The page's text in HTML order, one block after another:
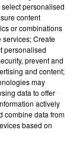
en
partir en
les deux
En effet,
éléments
disponibles
que pour
doivent
personalised
content
or combinations
services; Create
personalised
prevent and
and content;
may
data to offer
actively
combine data from
based on